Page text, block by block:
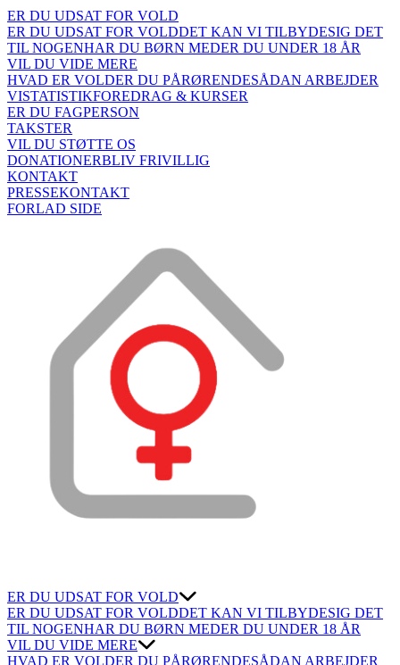
ER DU UDSAT FOR VOLD
ER DU UDSAT FOR VOLDDET KAN VI TILBYDESIG DET
TIL NOGENHAR DU BØRN MEDER DU UNDER 18 ÅR
VIL DU VIDE MERE
HVAD ER VOLDER DU PÅRØRENDESÅDAN ARBEJDER
VISTATISTIKFOREDRAG & KURSER
ER DU FAGPERSON
TAKSTER
VIL DU STØTTE OS
DONATIONERBLIV FRIVILLIG
KONTAKT
PRESSEKONTAKT
FORLAD SIDE
ER DU UDSAT FOR VOLD
ER DU UDSAT FOR VOLDDET KAN VI TILBYDESIG DET
TIL NOGENHAR DU BØRN MEDER DU UNDER 18 ÅR
VIL DU VIDE MERE
HVAD ER VOLDER DU PÅRØRENDESÅDAN ARBEJDER